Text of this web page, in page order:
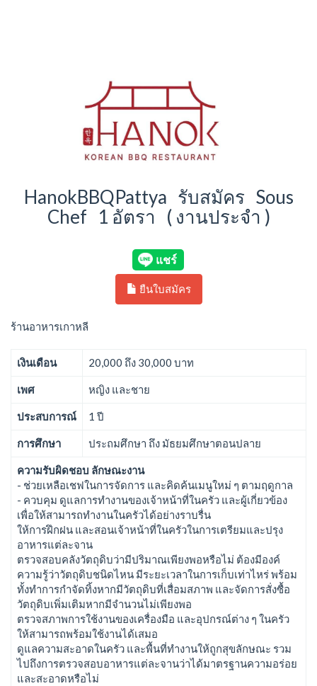
HanokBBQPattya รับสมัคร Sous
Chef 1 อัตรา ( งานประจำ )
ยืนใบสมัคร
ร้านอาหารเกาหลี
เงินเดือน 20,000 ถึง 30,000 บาท
เพศ หญิง และชาย
ประสบการณ์ 1 ปี
การศึกษา ประถมศึกษา ถึง มัธยมศึกษาตอนปลาย
ความรับผิดชอบ ลักษณะงาน
- ช่วยเหลือเชฟในการจัดการ และคิดค้นเมนูใหม่ ๆ ตามฤดูกาล
- ควบคุม ดูแลการทำงานของเจ้าหน้าที่ในครัว และผู้เกี่ยวข้อง
เพื่อให้สามารถทำงานในครัวได้อย่างราบรื่น
ให้การฝึกฝน และสอนเจ้าหน้าที่ในครัวในการเตรียมและปรุง
อาหารแต่ละจาน
ตรวจสอบคลังวัตถุดิบว่ามีปริมาณเพียงพอหรือไม่ ต้องมีองค์
ความรู้ว่าวัตถุดิบชนิดไหน มีระยะเวลาในการเก็บเท่าไหร่ พร้อม
ทั้งทำการกำจัดทิ้งหากมีวัตถุดิบที่เสื่อมสภาพ และจัดการสั่งซื้อ
วัตถุดิบเพิ่มเติมหากมีจำนวนไม่เพียงพอ
ตรวจสภาพการใช้งานของเครื่องมือ และอุปกรณ์ต่าง ๆ ในครัว
ให้สามารถพร้อมใช้งานได้เสมอ
ดูแลความสะอาดในครัว และพื้นที่ทำงานให้ถูกสุขลักษณะ รวม
ไปถึงการตรวจสอบอาหารแต่ละจานว่าได้มาตรฐานความอร่อย
และสะอาดหรือไม่